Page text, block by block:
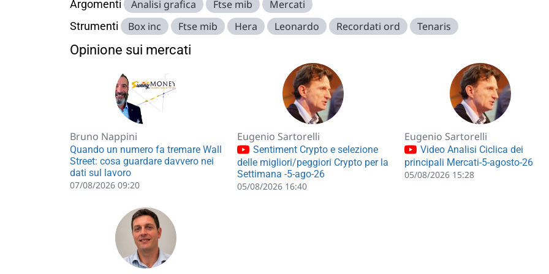
Argomenti Analisi grafica Ftse mib Mercati
Strumenti Box inc Ftse mib Hera Leonardo Recordati ord Tenaris
Opinione sui mercati
Bruno Nappini
Quando un numero fa tremare Wall
Street: cosa guardare davvero nei
dati sul lavoro
07/08/2026 09:20
Eugenio Sartorelli
Sentiment Crypto e selezione
delle migliori/peggiori Crypto per la
Settimana -5-ago-26
05/08/2026 16:40
Eugenio Sartorelli
Video Analisi Ciclica dei
principali Mercati-5-agosto-26
05/08/2026 15:28